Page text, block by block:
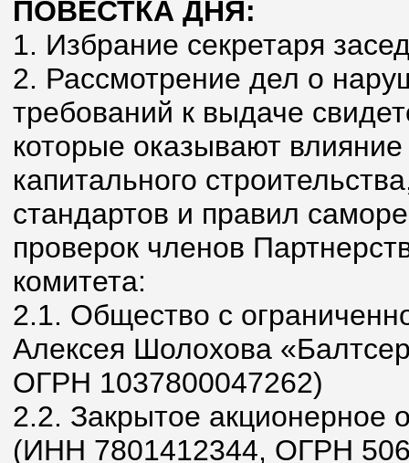
ПОВЕСТКА ДНЯ:
1. Избрание секретаря
2. Рассмотрение дел о
требований к выдаче
которые оказывают
капитального
стандартов и правил
проверок членов
комитета:
2.1. Общество с
Алексея Шолохова
ОГРН 1037800047262)
2.2. Закрытое
(ИНН 7801412344, ОГРН